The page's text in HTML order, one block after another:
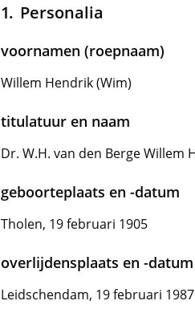
Personalia
voornamen (roepnaam)
Willem Hendrik (Wim)
titulatuur en naam
Dr. W.H. van den Berge Willem
geboorteplaats en -datum
Tholen, 19 februari 1905
overlijdensplaats en -datum
Leidschendam, 19 februari 1987